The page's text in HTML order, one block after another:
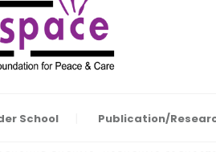
School Publication/